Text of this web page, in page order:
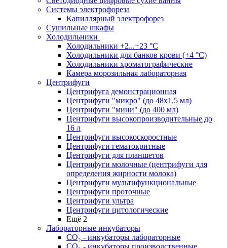
Системы электрофореза
Капиллярный электрофорез
Сушильные шкафы
Холодильники
Холодильники +2...+23 °С
Холодильники для банков крови (+4 °С)
Холодильники хроматографические
Камера морозильная лабораторная
Центрифуги
Центрифуга демонстрационная
Центрифуги "микро" (до 48x1,5 мл)
Центрифуги "мини" (до 400 мл)
Центрифуги высокопроизводительные до
16 л
Центрифуги высокоскоростные
Центрифуги гематокритные
Центрифуги для планшетов
Центрифуги молочные (центрифуги для
определения жирности молока)
Центрифуги мультифункциональные
Центрифуги проточные
Центрифуги ультра
Центрифуги цитологические
Ещё 2
Лабораторные инкубаторы
СО₂ - инкубаторы лабораторные
СО₂ - инкубаторы производственные